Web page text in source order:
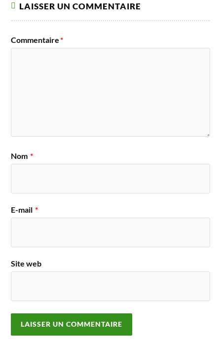
LAISSER UN COMMENTAIRE
Commentaire*
Nom *
E-mail *
Site web